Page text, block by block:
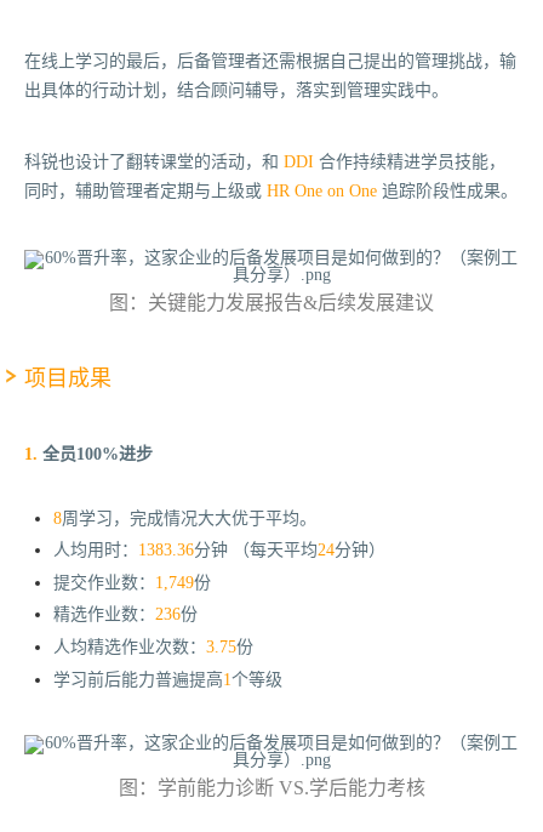
在线上学习的最后，后备管理者还需根据自己提出的管理挑战，输
出具体的行动计划，结合顾问辅导，落实到管理实践中。
科锐也设计了翻转课堂的活动，和 DDI 合作持续精进学员技能，
同时，辅助管理者定期与上级或 HR One on One 追踪阶段性成果。
图：关键能力发展报告&后续发展建议
项目成果
1. 全员100%进步
8周学习，完成情况大大优于平均。
人均用时： 1383.36分钟 （每天平均24分钟）
提交作业数： 1,749份
精选作业数： 236份
人均精选作业次数： 3.75份
学习前后能力普遍提高1个等级
图：学前能力诊断 VS.学后能力考核